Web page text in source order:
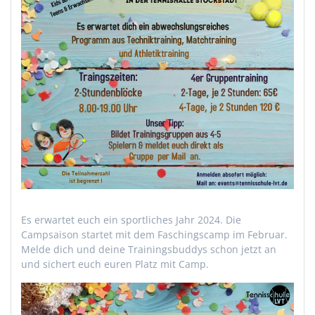
Es erwartet euch ein sportliches Jahr 2024. Die
Campsaison startet mit dem Faschingscamp im Februar.
Melde dich und deine Trainingsbuddys schon jetzt an
und sichert euch euren Platz mit Camp.